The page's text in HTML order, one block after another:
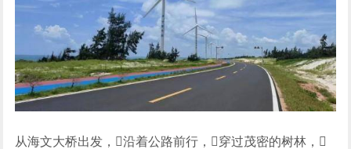
从海文大桥出发，沿着公路前行，穿过茂密的树林，